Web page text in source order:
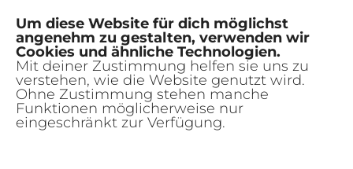
Um diese Website für dich möglichst
angenehm zu gestalten, verwenden wir
Cookies und ähnliche Technologien.
Mit deiner Zustimmung helfen sie uns zu
verstehen, wie die Website genutzt wird.
Ohne Zustimmung stehen manche
Funktionen möglicherweise nur
eingeschränkt zur Verfügung.
freie Arbeiten
Newsletter
|